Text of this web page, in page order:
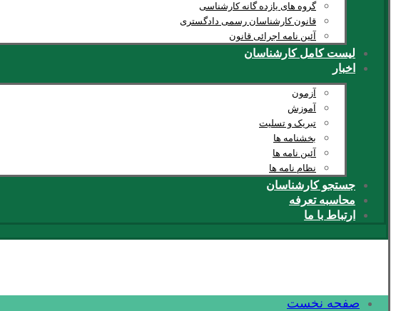
گروه های یازده گانه کارشناسی
قانون کارشناسان رسمی دادگستری
آئین نامه اجرائی قانون
لیست کامل کارشناسان
اخبار
آزمون
آموزش
تبریک و تسلیت
بخشنامه ها
آئین نامه ها
نظام نامه ها
جستجو کارشناسان
محاسبه تعرفه
ارتباط با ما
صفحه نخست